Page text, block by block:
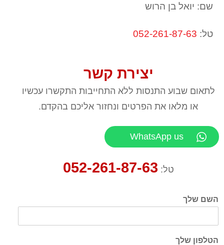
שם: יואל בן הרוש
טל: 052-261-87-63
יצירת קשר
לתאום שבוע התנסות ללא התחייבות התקשרו עכשיו
או מלאו את הפרטים ונחזור אליכם בהקדם.
WhatsApp us
טל: 052-261-87-63
השם שלך
הטלפון שלך